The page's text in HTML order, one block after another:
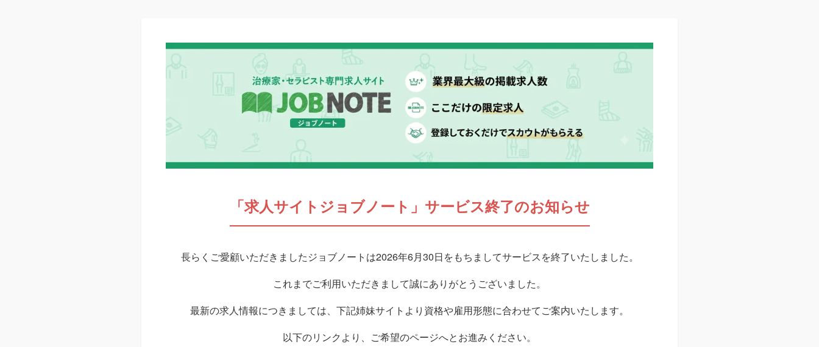
「求人サイトジョブノート」サービス終了のお知らせ
長らくご愛顧いただきましたジョブノートは2026年6月30日をもちましてサービスを終了いたしました。
これまでご利用いただきまして誠にありがとうございました。
最新の求人情報につきましては、下記姉妹サイトより資格や雇用形態に合わせてご案内いたします。
以下のリンクより、ご希望のページへとお進みください。